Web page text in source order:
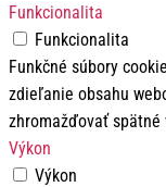
Funkcionalita
Funkcionalita
Funkčné súbory
zdieľanie obsahu
zhromažďovať
Výkon
Výkon